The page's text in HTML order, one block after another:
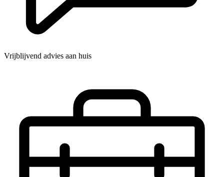
Vrijblijvend advies aan huis